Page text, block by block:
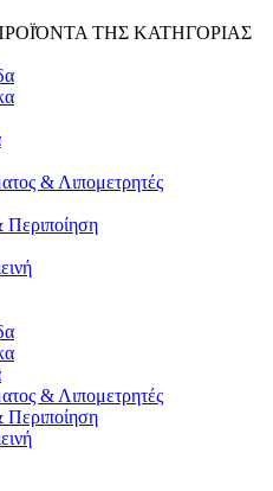
ΤΗΣ ΚΑΤΗΓΟΡΙΑΣ
& Λιπομετρητές
Περιποίηση
& Λιπομετρητές
Περιποίηση